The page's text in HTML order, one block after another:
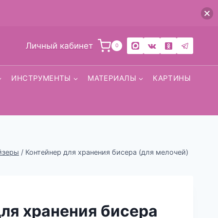
Личный кабинет 0
ИНСТРУМЕНТЫ МАТЕРИАЛЫ КАРТИНЫ
/ Контейнер для хранения бисера (для мелочей)
хранения бисера